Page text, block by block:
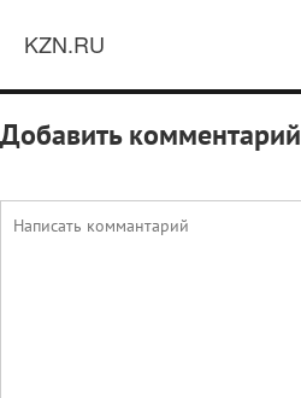
KZN.RU
Добавить комментарий